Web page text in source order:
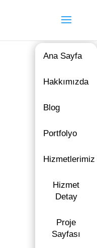
Ana Sayfa
Hakkımızda
Blog
Portfolyo
Hizmetlerimiz
Hizmet
Detay
Proje
Sayfası